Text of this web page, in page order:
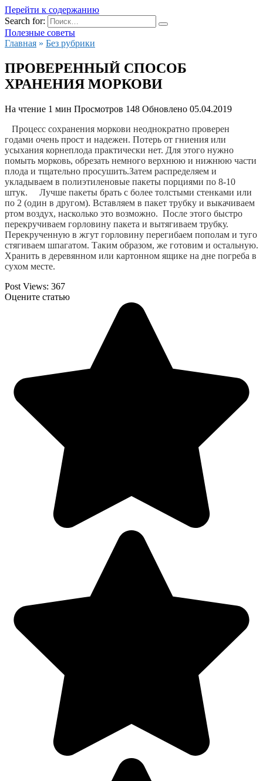
Перейти к содержанию
Search for:
Полезные советы
Главная » Без рубрики
ПРОВЕРЕННЫЙ СПОСОБ
ХРАНЕНИЯ МОРКОВИ
На чтение 1 мин Просмотров 148 Обновлено 05.04.2019
Процесс сохранения моркови неоднократно проверен
годами очень прост и надежен. Потерь от гниения или
усыхания корнеплода практически нет. Для этого нужно
помыть морковь, обрезать немного верхнюю и нижнюю части
плода и тщательно просушить.Затем распределяем и
укладываем в полиэтиленовые пакеты порциями по 8-10
штук.     Лучше пакеты брать с более толстыми стенками или
по 2 (один в другом). Вставляем в пакет трубку и выкачиваем
ртом воздух, насколько это возможно.  После этого быстро
перекручиваем горловину пакета и вытягиваем трубку.
Перекрученную в жгут горловину перегибаем пополам и туго
стягиваем шпагатом. Таким образом, же готовим и остальную.
Хранить в деревянном или картонном ящике на дне погреба в
сухом месте.
Post Views: 367
Оцените статью